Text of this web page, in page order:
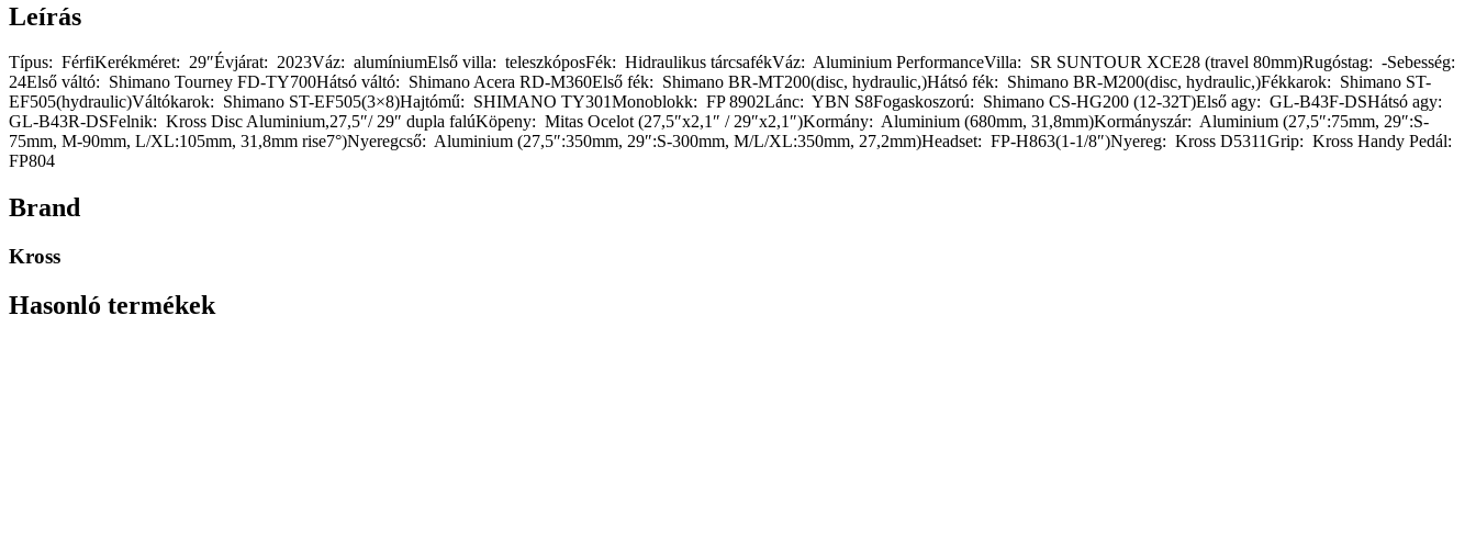
Leírás
Típus: FérfiKerékméret: 29″Évjárat: 2023Váz: alumíniumElső villa: teleszkóposFék: Hidraulikus tárcsafékVáz: Aluminium PerformanceVilla: SR SUNTOUR XCE28 (travel 80mm)Rugóstag: -Sebesség:
24Első váltó: Shimano Tourney FD-TY700Hátsó váltó: Shimano Acera RD-M360Első fék: Shimano BR-MT200(disc, hydraulic,)Hátsó fék: Shimano BR-M200(disc, hydraulic,)Fékkarok: Shimano ST-
EF505(hydraulic)Váltókarok: Shimano ST-EF505(3×8)Hajtómű: SHIMANO TY301Monoblokk: FP 8902Lánc: YBN S8Fogaskoszorú: Shimano CS-HG200 (12-32T)Első agy: GL-B43F-DSHátsó agy:
GL-B43R-DSFelnik: Kross Disc Aluminium,27,5″/ 29″ dupla falúKöpeny: Mitas Ocelot (27,5″x2,1″ / 29″x2,1″)Kormány: Aluminium (680mm, 31,8mm)Kormányszár: Aluminium (27,5″:75mm, 29″:S-
75mm, M-90mm, L/XL:105mm, 31,8mm rise7°)Nyeregcső: Aluminium (27,5″:350mm, 29″:S-300mm, M/L/XL:350mm, 27,2mm)Headset: FP-H863(1-1/8″)Nyereg: Kross D5311Grip: Kross Handy Pedál:
FP804
Brand
Kross
Hasonló termékek